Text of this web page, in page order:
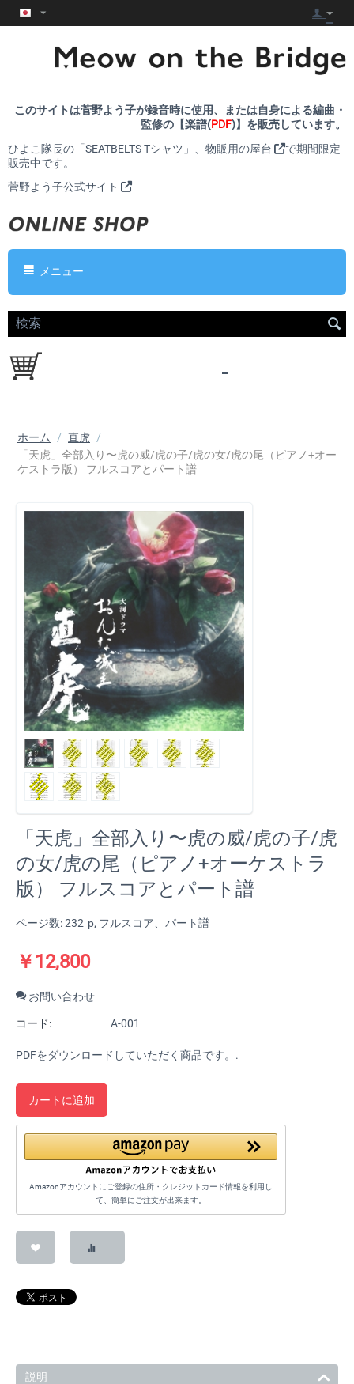
このサイトは菅野よう子が録音時に使用、または自身による編曲・
監修の【楽譜(PDF)】を販売しています。
ひよこ隊長の「SEATBELTS Tシャツ」、 物販用の屋台
で期間限定
販売中です。
菅野よう子公式サイト
メニュー
ホーム / 直虎 /
「天虎」全部入り〜虎の威/虎の子/虎の女/虎の尾（ピアノ+オー
ケストラ版） フルスコアとパート譜
「天虎」全部入り〜虎の威/虎の子/虎
の女/虎の尾（ピアノ+オーケストラ
版） フルスコアとパート譜
ページ数: 232 p, フルスコア、パート譜
￥ 12,800
お問い合わせ
コード: A-001
PDFをダウンロードしていただく商品です。.
カートに追加
Amazonアカウントにご登録の住所・クレジットカード情報を利用し
て、簡単にご注文が出来ます。
説明